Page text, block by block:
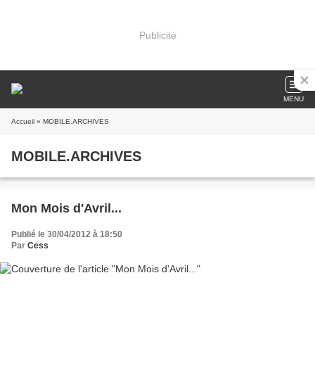
Publicité
MENU
Accueil » MOBILE.ARCHIVES
MOBILE.ARCHIVES
Mon Mois d'Avril...
Publié le 30/04/2012 à 18:50
Par Cess